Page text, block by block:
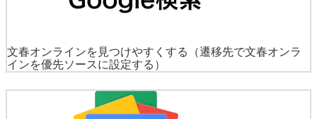
文春オンラインを見つけやすくする
（遷移先で文春オンラ
インを優先ソースに設定する）